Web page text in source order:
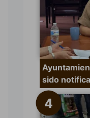
sido